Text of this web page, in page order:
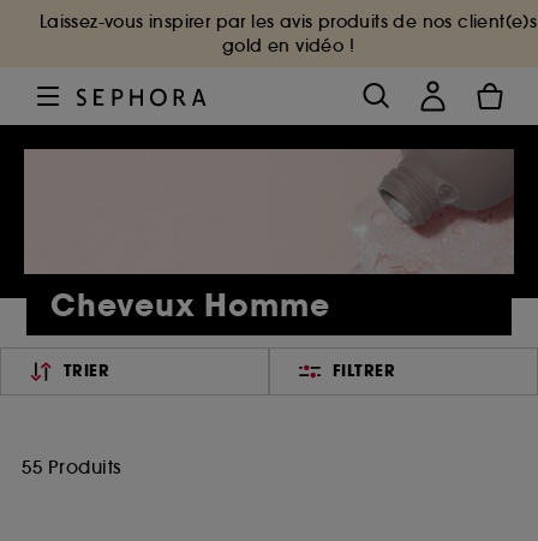
Laissez-vous inspirer par les avis produits de nos client(e)s
gold en vidéo !
Cheveux Homme
TRIER FILTRER
55 Produits